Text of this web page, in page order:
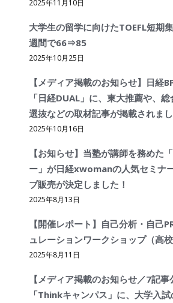
2025年11月10日
大学生の留学に向けたTOEFL短
週間で66⇒85
2025年10月25日
【メディア掲載のお知らせ】日経
「日経DUAL」に、東大推薦や、
選抜などの取材記事が掲載されまし
2025年10月16日
【お知らせ】当塾が講師を務めた
ー」が日経xwomanの人気セミナ
ブ販売が決定しました！
2025年8月13日
【開催レポート】自己分析・自己
ュレーションワークショップ（高校
2025年8月11日
【メディア掲載のお知らせ／7記
「Thinkキャンパス」に、大学入